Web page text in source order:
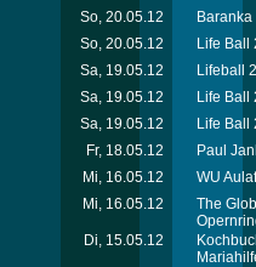
So, 20.05.12
So, 20.05.12
Life Ball
Sa, 19.05.12
Lifeball
Sa, 19.05.12
Life Ball
Sa, 19.05.12
Life Ball
Fr, 18.05.12
Paul
Mi, 16.05.12
WU
Mi, 16.05.12
The
Di, 15.05.12